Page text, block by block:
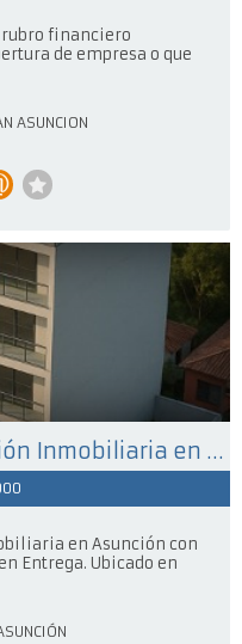
rubro financiero
de empresa o que
ASUNCION
Proyecto Beraca – Inversión Inmobiliaria en Asunción con Retorno Seguro o Departamentos en Entrega
en Asunción con
Entrega. Ubicado en